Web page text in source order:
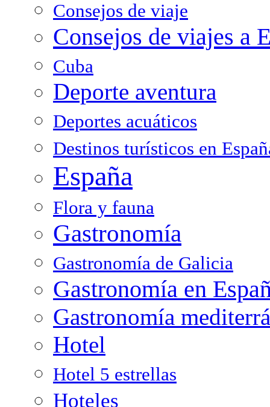
Consejos de viaje
Consejos de viajes a
Cuba
Deporte aventura
Deportes acuáticos
Destinos turísticos en
España
Flora y fauna
Gastronomía
Gastronomía de Galicia
Gastronomía en
Gastronomía
Hotel
Hotel 5 estrellas
Hoteles